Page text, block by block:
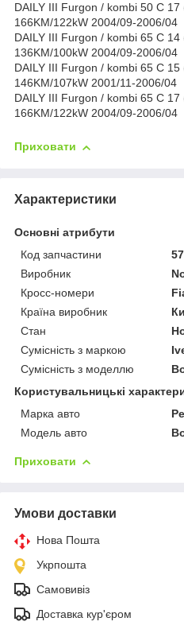
DAILY III Furgon / kombi 50 C
166KM/122kW 2004/09-2006/04
DAILY III Furgon / kombi 65 C
136KM/100kW 2004/09-2006/04
DAILY III Furgon / kombi 65 C
146KM/107kW 2001/11-2006/04
DAILY III Furgon / kombi 65 C
166KM/122kW 2004/09-2006/04
Приховати
Характеристики
Основні атрибути
Код запчастини
Виробник
Кросс-номери
Країна виробник
Стан
Сумісність з маркою
Сумісність з моделлю
Користувальницькі
Марка авто
Модель авто
Приховати
Умови доставки
Нова Пошта
Укрпошта
Самовивіз
Доставка кур'єром